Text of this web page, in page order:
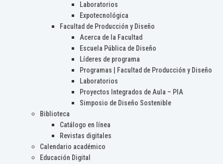
Laboratorios
Expotecnológica
Facultad de Producción y Diseño
Acerca de la Facultad
Escuela Pública de Diseño
Líderes de programa
Programas | Facultad de Producción y Diseño
Laboratorios
Proyectos Integrados de Aula – PIA
Simposio de Diseño Sostenible
Biblioteca
Catálogo en línea
Revistas digitales
Calendario académico
Educación Digital